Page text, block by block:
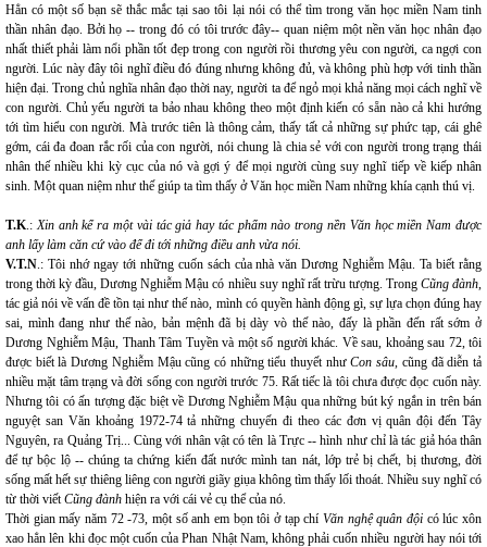
Hẳn có một số bạn sẽ thắc mắc tại sao tôi lại nói có thể tìm trong văn học miền Nam tinh
thần nhân đạo. Bởi họ -- trong đó có tôi trước đây-- quan niệm một nền văn học nhân đạo
nhất thiết phải làm nổi phần tốt đẹp trong con người rồi thương yêu con người, ca ngợi con
người. Lúc này đây tôi nghĩ điều đó đúng nhưng không đủ, và không phù hợp với tinh thần
hiện đại. Trong chủ nghĩa nhân đạo thời nay, người ta để ngỏ mọi khả năng mọi cách nghĩ về
con người. Chủ yếu người ta bảo nhau không theo một định kiến có sẵn nào cả khi hướng
tới tìm hiểu con người. Mà trước tiên là thông cảm, thấy tất cả những sự phức tạp, cái ghê
gớm, cái đa đoan rắc rối của con người, nói chung là chia sẻ với con người trong trạng thái
nhân thế nhiều khi kỳ cục của nó và gợi ý để mọi người cùng suy nghĩ tiếp về kiếp nhân
sinh. Một quan niệm như thế giúp ta tìm thấy ở Văn học miền Nam những khía cạnh thú vị.
T.K.: Xin anh kể ra một vài tác giả hay tác phẩm nào trong nền Văn học miền Nam được
anh lấy làm căn cứ vào để đi tới những điều anh vừa nói.
V.T.N.: Tôi nhớ ngay tới những cuốn sách của nhà văn Dương Nghiễm Mậu. Ta biết rằng
trong thời kỳ đầu, Dương Nghiễm Mậu có nhiều suy nghĩ rất trừu tượng. Trong Cũng đành,
tác giả nói về vấn đề tồn tại như thế nào, mình có quyền hành động gì, sự lựa chọn đúng hay
sai, mình đang như thế nào, bản mệnh đã bị dày vò thế nào, đấy là phần đến rất sớm ở
Dương Nghiễm Mậu, Thanh Tâm Tuyền và một số người khác. Về sau, khoảng sau 72, tôi
được biết là Dương Nghiễm Mậu cũng có những tiểu thuyết nhưCon sâu, cũng đã diễn tả
nhiều mặt tâm trạng và đời sống con người trước 75. Rất tiếc là tôi chưa được đọc cuốn này.
Nhưng tôi có ấn tượng đặc biệt về Dương Nghiễm Mậu qua những bút ký ngắn in trên bán
nguyệt san Văn khoảng 1972-74 tả những chuyến đi theo các đơn vị quân đội đến Tây
Nguyên, ra Quảng Trị... Cùng với nhân vật có tên là Trực -- hình như chỉ là tác giả hóa thân
để tự bộc lộ -- chúng ta chứng kiến đất nước mình tan nát, lớp trẻ bị chết, bị thương, đời
sống mất hết sự thiêng liêng con người giãy giụa không tìm thấy lối thoát. Nhiều suy nghĩ có
từ thời viếtCũng đành hiện ra với cái vẻ cụ thể của nó.
Thời gian mấy năm 72 -73, một số anh em bọn tôi ở tạp chí Văn nghệ quân đội có lúc xôn
xao hẳn lên khi đọc một cuốn của Phan Nhật Nam, không phải cuốn nhiều người hay nói tới